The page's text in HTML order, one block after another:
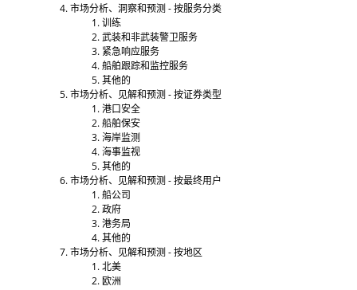
市场分析、洞察和预测 - 按服务分类
训练
武装和非武装警卫服务
紧急响应服务
船舶跟踪和监控服务
其他的
市场分析、见解和预测 - 按证券类型
港口安全
船舶保安
海岸监测
海事监视
其他的
市场分析、见解和预测 - 按最终用户
船公司
政府
港务局
其他的
市场分析、见解和预测 - 按地区
北美
欧洲